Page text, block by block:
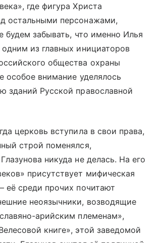
где фигура Христа
остальными персонажами,
будем забывать, что именно Илья
из главных инициаторов
общества охраны
особое внимание уделялось
зданий Русской православной
церковь вступила в свои права,
строй поменялся,
никуда не делась. На его
присутствует мифическая
её среди прочих почитают
неоязычники, возводящие
арийским племенам»,
книге», этой заведомой